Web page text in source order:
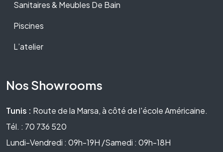
Sanitaires & Meubles De Bain
Piscines
L’atelier
Nos Showrooms
Tunis : Route de la Marsa, à côté de l'école Américaine.
Tél. : 70 736 520
Lundi-Vendredi : 09h-19H /Samedi : 09h-18H